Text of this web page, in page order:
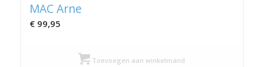
MAC Arne
€99,95
Toevoegen aan winkelmand